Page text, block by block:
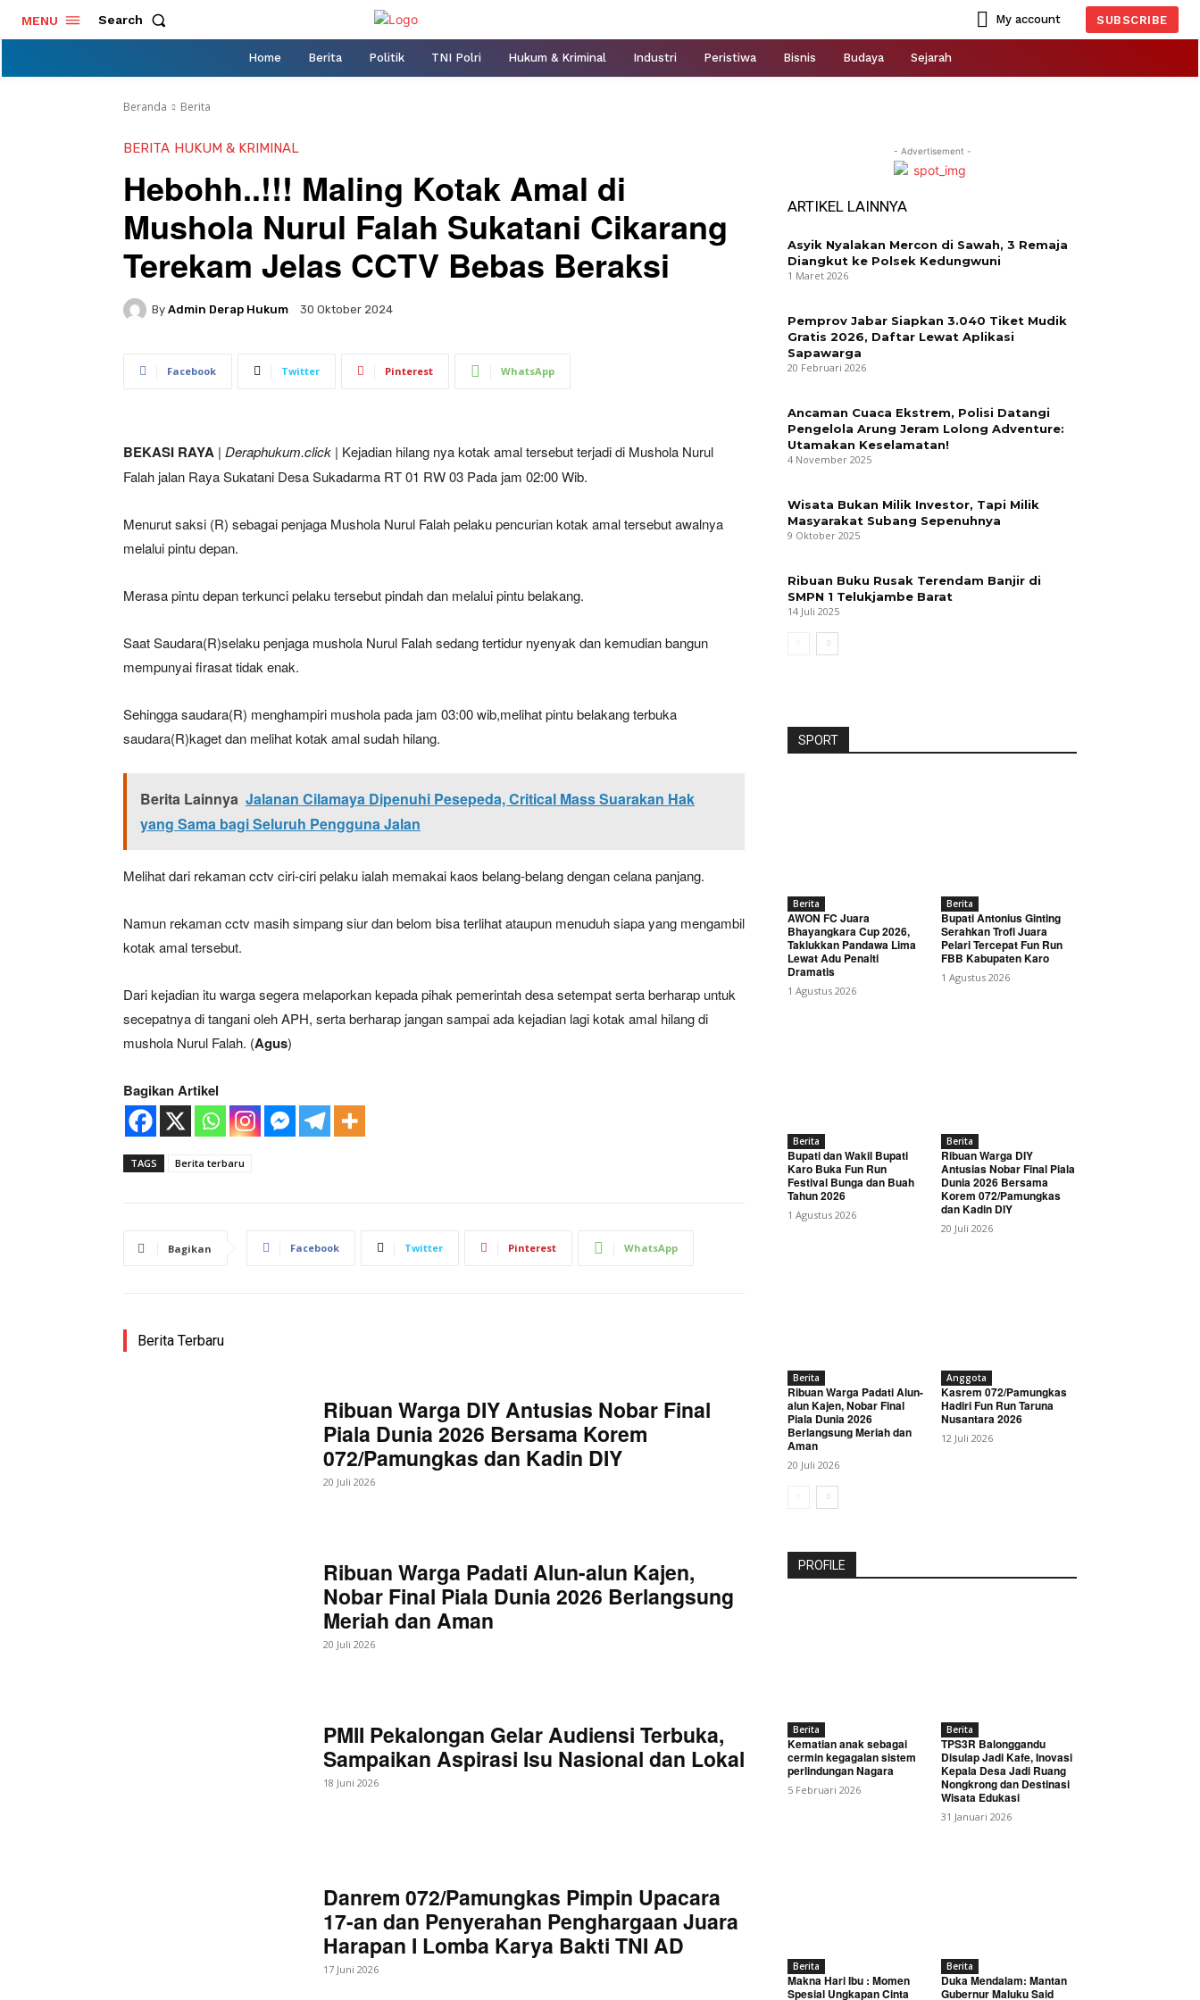
MENU Search My account SUBSCRIBE
Home Berita Politik TNI Polri Hukum & Kriminal Industri Peristiwa Bisnis Budaya Sejarah
Beranda Berita
BERITA HUKUM & KRIMINAL
Hebohh..!!! Maling Kotak Amal di
Mushola Nurul Falah Sukatani Cikarang
Terekam Jelas CCTV Bebas Beraksi
By Admin Derap Hukum 30 Oktober 2024
Facebook Twitter Pinterest WhatsApp
BEKASI RAYA | Deraphukum.click | Kejadian hilang nya kotak amal tersebut terjadi di Mushola Nurul
Falah jalan Raya Sukatani Desa Sukadarma RT 01 RW 03 Pada jam 02:00 Wib.
Menurut saksi (R) sebagai penjaga Mushola Nurul Falah pelaku pencurian kotak amal tersebut awalnya
melalui pintu depan.
Merasa pintu depan terkunci pelaku tersebut pindah dan melalui pintu belakang.
Saat Saudara(R)selaku penjaga mushola Nurul Falah sedang tertidur nyenyak dan kemudian bangun
mempunyai firasat tidak enak.
Sehingga saudara(R) menghampiri mushola pada jam 03:00 wib,melihat pintu belakang terbuka
saudara(R)kaget dan melihat kotak amal sudah hilang.
Berita Lainnya Jalanan Cilamaya Dipenuhi Pesepeda, Critical Mass Suarakan Hak
yang Sama bagi Seluruh Pengguna Jalan
Melihat dari rekaman cctv ciri-ciri pelaku ialah memakai kaos belang-belang dengan celana panjang.
Namun rekaman cctv masih simpang siur dan belom bisa terlihat ataupun menuduh siapa yang mengambil
kotak amal tersebut.
Dari kejadian itu warga segera melaporkan kepada pihak pemerintah desa setempat serta berharap untuk
secepatnya di tangani oleh APH, serta berharap jangan sampai ada kejadian lagi kotak amal hilang di
mushola Nurul Falah. (Agus)
Bagikan Artikel
TAGS Berita terbaru
Bagikan Facebook Twitter Pinterest WhatsApp
Berita Terbaru
Ribuan Warga DIY Antusias Nobar Final
Piala Dunia 2026 Bersama Korem
072/Pamungkas dan Kadin DIY
20 Juli 2026
Ribuan Warga Padati Alun-alun Kajen,
Nobar Final Piala Dunia 2026 Berlangsung
Meriah dan Aman
20 Juli 2026
PMII Pekalongan Gelar Audiensi Terbuka,
Sampaikan Aspirasi Isu Nasional dan Lokal
18 Juni 2026
Danrem 072/Pamungkas Pimpin Upacara
17-an dan Penyerahan Penghargaan Juara
Harapan I Lomba Karya Bakti TNI AD
17 Juni 2026
- Advertisement -
ARTIKEL LAINNYA
Asyik Nyalakan Mercon di Sawah, 3 Remaja
Diangkut ke Polsek Kedungwuni
1 Maret 2026
Pemprov Jabar Siapkan 3.040 Tiket Mudik
Gratis 2026, Daftar Lewat Aplikasi
Sapawarga
20 Februari 2026
Ancaman Cuaca Ekstrem, Polisi Datangi
Pengelola Arung Jeram Lolong Adventure:
Utamakan Keselamatan!
4 November 2025
Wisata Bukan Milik Investor, Tapi Milik
Masyarakat Subang Sepenuhnya
9 Oktober 2025
Ribuan Buku Rusak Terendam Banjir di
SMPN 1 Telukjambe Barat
14 Juli 2025
SPORT
Berita
AWON FC Juara
Bhayangkara Cup 2026,
Taklukkan Pandawa Lima
Lewat Adu Penalti
Dramatis
1 Agustus 2026
Berita
Bupati Antonius Ginting
Serahkan Trofi Juara
Pelari Tercepat Fun Run
FBB Kabupaten Karo
1 Agustus 2026
Berita
Bupati dan Wakil Bupati
Karo Buka Fun Run
Festival Bunga dan Buah
Tahun 2026
1 Agustus 2026
Berita
Ribuan Warga DIY
Antusias Nobar Final Piala
Dunia 2026 Bersama
Korem 072/Pamungkas
dan Kadin DIY
20 Juli 2026
Berita
Ribuan Warga Padati Alun-
alun Kajen, Nobar Final
Piala Dunia 2026
Berlangsung Meriah dan
Aman
20 Juli 2026
Anggota
Kasrem 072/Pamungkas
Hadiri Fun Run Taruna
Nusantara 2026
12 Juli 2026
PROFILE
Berita
Kematian anak sebagai
cermin kegagalan sistem
perlindungan Nagara
5 Februari 2026
Berita
TPS3R Balonggandu
Disulap Jadi Kafe, Inovasi
Kepala Desa Jadi Ruang
Nongkrong dan Destinasi
Wisata Edukasi
31 Januari 2026
Berita
Makna Hari Ibu : Momen
Spesial Ungkapan Cinta
Berita
Duka Mendalam: Mantan
Gubernur Maluku Said